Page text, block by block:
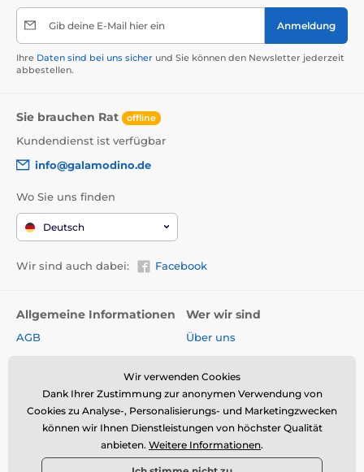
Gib deine E-Mail hier ein Anmeldung
Ihre Daten sind bei uns sicher und Sie können den Newsletter jederzeit
abbestellen.
Sie brauchen Rat offline
Kundendienst ist verfügbar
info@galamodino.de
Wo Sie uns finden
Deutsch
Wir sind auch dabei: Facebook
Allgemeine Informationen
AGB
Versand & Zahlungsarten
Rückgabe und Reklamation
Online-Retoure &
Wer wir sind
Über uns
Galamodino
Kontakt
Impressum
Datenschutz
Wir verwenden Cookies
Dank Ihrer Zustimmung zur anonymen Verwendung von
Cookies zu Analyse-, Personalisierungs- und Marketingzwecken
können wir Ihnen Dienstleistungen von höchster Qualität
anbieten. Weitere Informationen.